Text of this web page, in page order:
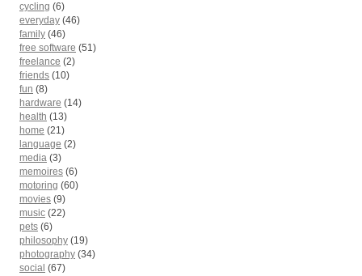
cycling (6)
everyday (46)
family (46)
free software (51)
freelance (2)
friends (10)
fun (8)
hardware (14)
health (13)
home (21)
language (2)
media (3)
memoires (6)
motoring (60)
movies (9)
music (22)
pets (6)
philosophy (19)
photography (34)
social (67)